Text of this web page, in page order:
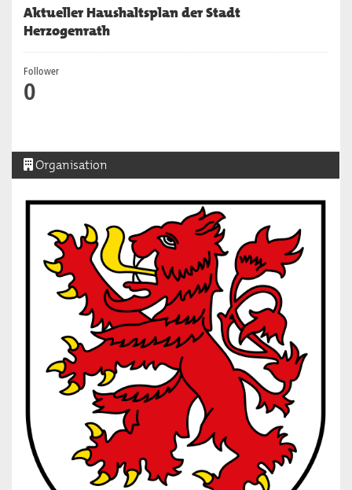
Aktueller Haushaltsplan der Stadt
Herzogenrath
Follower
0
Organisation